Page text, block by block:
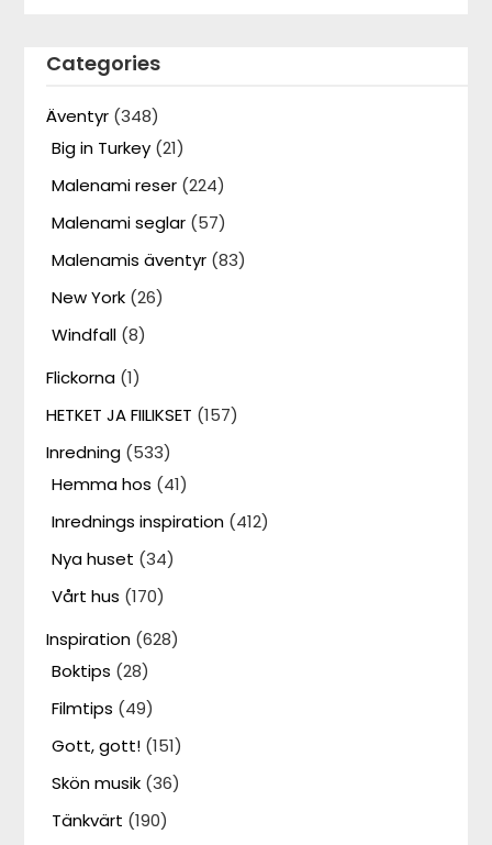
Categories
Äventyr (348)
Big in Turkey (21)
Malenami reser (224)
Malenami seglar (57)
Malenamis äventyr (83)
New York (26)
Windfall (8)
Flickorna (1)
HETKET JA FIILIKSET (157)
Inredning (533)
Hemma hos (41)
Inrednings inspiration (412)
Nya huset (34)
Vårt hus (170)
Inspiration (628)
Boktips (28)
Filmtips (49)
Gott, gott! (151)
Skön musik (36)
Tänkvärt (190)